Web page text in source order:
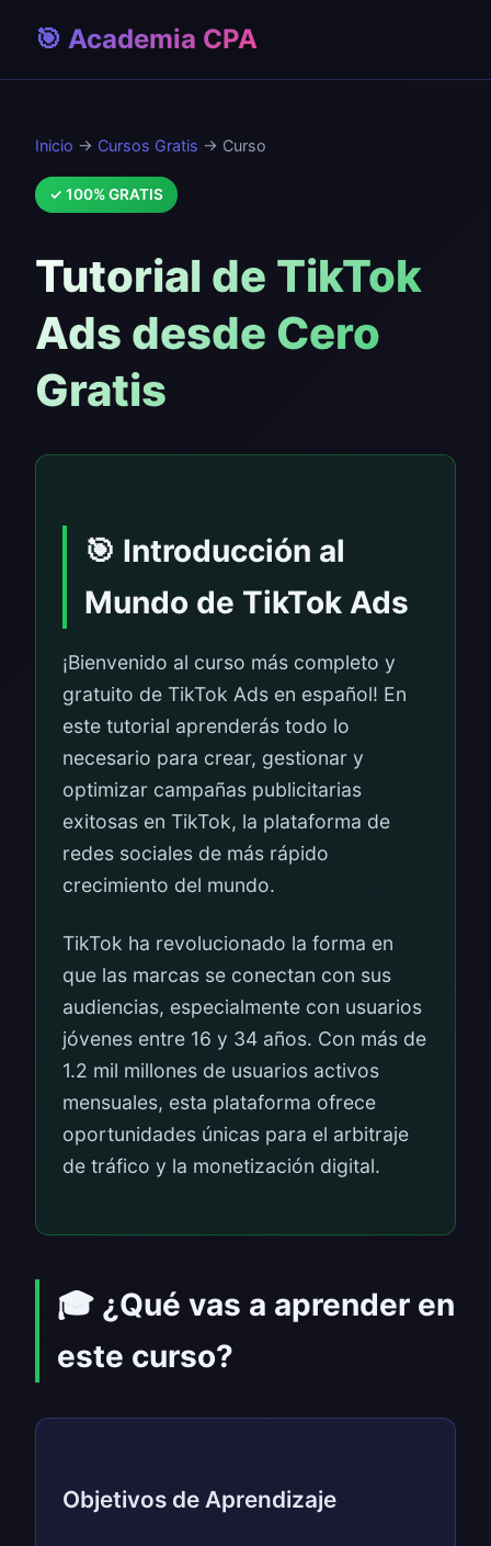
🎯 Academia CPA
Inicio → Cursos Gratis → Curso
✓ 100% GRATIS
Tutorial de TikTok
Ads desde Cero
Gratis
🎯 Introducción al
Mundo de TikTok Ads
¡Bienvenido al curso más completo y
gratuito de TikTok Ads en español! En
este tutorial aprenderás todo lo
necesario para crear, gestionar y
optimizar campañas publicitarias
exitosas en TikTok, la plataforma de
redes sociales de más rápido
crecimiento del mundo.
TikTok ha revolucionado la forma en
que las marcas se conectan con sus
audiencias, especialmente con usuarios
jóvenes entre 16 y 34 años. Con más de
1.2 mil millones de usuarios activos
mensuales, esta plataforma ofrece
oportunidades únicas para el arbitraje
de tráfico y la monetización digital.
🎓 ¿Qué vas a aprender en
este curso?
Objetivos de Aprendizaje